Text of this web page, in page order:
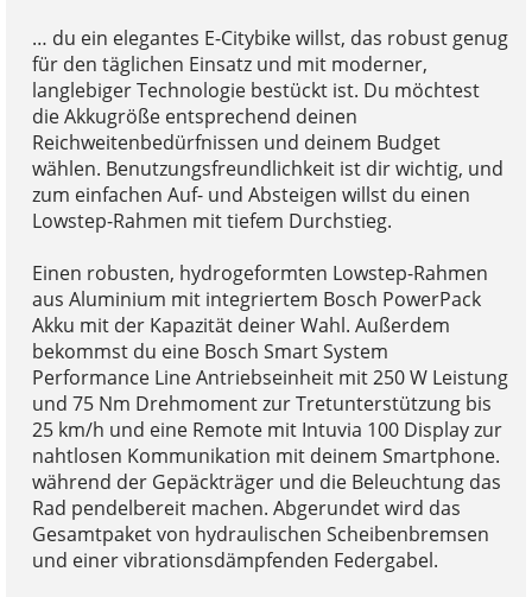
… du ein elegantes E-Citybike willst, das robust genug
für den täglichen Einsatz und mit moderner,
langlebiger Technologie bestückt ist. Du möchtest
die Akkugröße entsprechend deinen
Reichweitenbedürfnissen und deinem Budget
wählen. Benutzungsfreundlichkeit ist dir wichtig, und
zum einfachen Auf- und Absteigen willst du einen
Lowstep-Rahmen mit tiefem Durchstieg.
Einen robusten, hydrogeformten Lowstep-Rahmen
aus Aluminium mit integriertem Bosch PowerPack
Akku mit der Kapazität deiner Wahl. Außerdem
bekommst du eine Bosch Smart System
Performance Line Antriebseinheit mit 250 W Leistung
und 75 Nm Drehmoment zur Tretunterstützung bis
25 km/h und eine Remote mit Intuvia 100 Display zur
nahtlosen Kommunikation mit deinem Smartphone.
während der Gepäckträger und die Beleuchtung das
Rad pendelbereit machen. Abgerundet wird das
Gesamtpaket von hydraulischen Scheibenbremsen
und einer vibrationsdämpfenden Federgabel.